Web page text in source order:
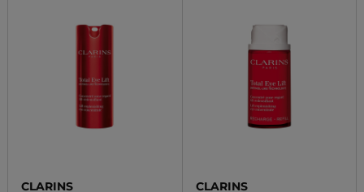
CLARINS
CLARINS